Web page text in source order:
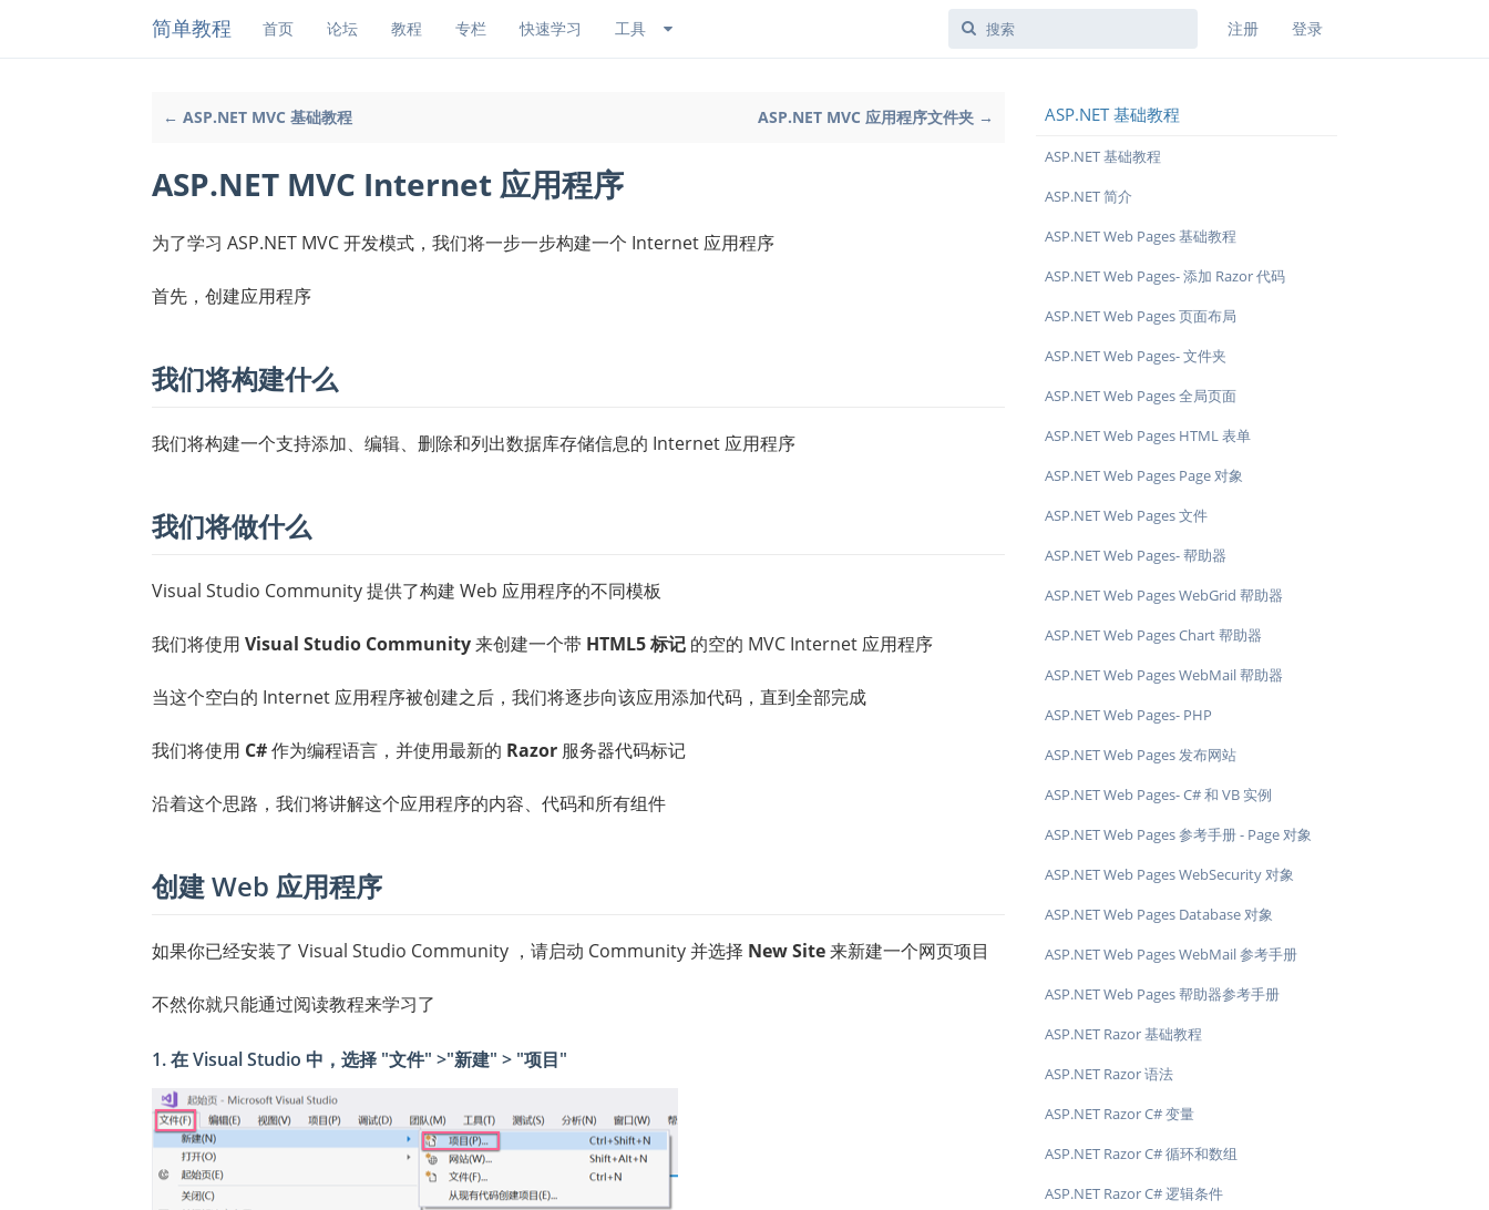
简单教程 首页 论坛 教程 专栏 快速学习 工具 注册 登录
← ASP.NET MVC 基础教程 ASP.NET MVC 应用程序文件夹 →
ASP.NET MVC Internet 应用程序
为了学习 ASP.NET MVC 开发模式，我们将一步一步构建一个 Internet 应用程序
首先，创建应用程序
我们将构建什么
我们将构建一个支持添加、编辑、删除和列出数据库存储信息的 Internet 应用程序
我们将做什么
Visual Studio Community 提供了构建 Web 应用程序的不同模板
我们将使用 Visual Studio Community来创建一个带 HTML5 标记 的空的 MVC Internet 应用程序
当这个空白的 Internet 应用程序被创建之后，我们将逐步向该应用添加代码，直到全部完成
我们将使用 C#作为编程语言，并使用最新的 Razor 服务器代码标记
沿着这个思路，我们将讲解这个应用程序的内容、代码和所有组件
创建 Web 应用程序
如果你已经安装了 Visual Studio Community ，请启动 Community 并选择 New Site来新建一个网页项目
不然你就只能通过阅读教程来学习了
1. 在 Visual Studio 中，选择 "文件" >"新建" > "项目"
ASP.NET 基础教程
ASP.NET 基础教程
ASP.NET 简介
ASP.NET Web Pages 基础教程
ASP.NET Web Pages- 添加 Razor 代码
ASP.NET Web Pages 页面布局
ASP.NET Web Pages- 文件夹
ASP.NET Web Pages 全局页面
ASP.NET Web Pages HTML 表单
ASP.NET Web Pages Page 对象
ASP.NET Web Pages 文件
ASP.NET Web Pages- 帮助器
ASP.NET Web Pages WebGrid 帮助器
ASP.NET Web Pages Chart 帮助器
ASP.NET Web Pages WebMail 帮助器
ASP.NET Web Pages- PHP
ASP.NET Web Pages 发布网站
ASP.NET Web Pages- C# 和 VB 实例
ASP.NET Web Pages 参考手册 - Page 对象
ASP.NET Web Pages WebSecurity 对象
ASP.NET Web Pages Database 对象
ASP.NET Web Pages WebMail 参考手册
ASP.NET Web Pages 帮助器参考手册
ASP.NET Razor 基础教程
ASP.NET Razor 语法
ASP.NET Razor C# 变量
ASP.NET Razor C# 循环和数组
ASP.NET Razor C# 逻辑条件